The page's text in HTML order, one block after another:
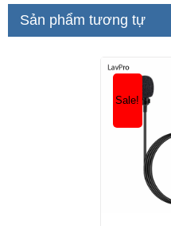
Sản phẩm tương tự
Sale!